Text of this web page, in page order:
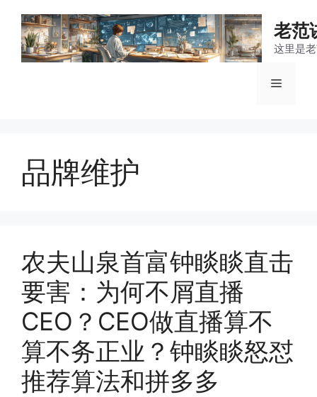
老范
这里是
菜
品牌维护
农夫山泉首富钟睒睒直击
要害：为何不屑直播
CEO？CEO做直播算不
算不务正业？钟睒睒怒怼
推荐算法和拼多多